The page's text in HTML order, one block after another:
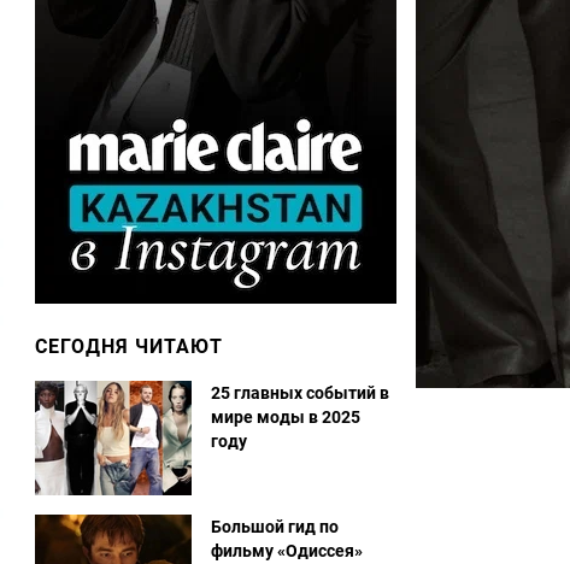
СЕГОДНЯ ЧИТАЮТ
25 главных событий в
мире моды в 2025
году
Большой гид по
фильму «Одиссея»